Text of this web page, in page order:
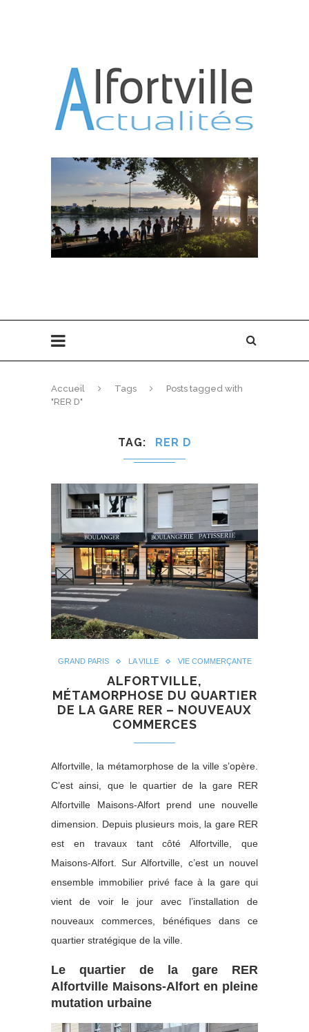
Accueil Tags
Posts tagged with
"RER D"
TAG RER D
GRAND PARIS LA VILLE VIE COMMERÇANTE
ALFORTVILLE,
MÉTAMORPHOSE DU QUARTIER
DE LA GARE RER – NOUVEAUX
COMMERCES
Alfortville, la métamorphose de la ville s’opère.
C’est ainsi, que le quartier de la gare RER
Alfortville Maisons-Alfort prend une nouvelle
dimension. Depuis plusieurs mois, la gare RER
est en travaux tant côté Alfortville, que
Maisons-Alfort. Sur Alfortville, c’est un nouvel
ensemble immobilier privé face à la gare qui
vient de voir le jour avec l’installation de
nouveaux commerces, bénéfiques dans ce
quartier stratégique de la ville.
Le quartier de la gare RER
Alfortville Maisons-Alfort en pleine
mutation urbaine